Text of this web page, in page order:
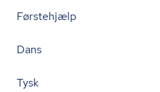
Førstehjælp
Dans
Tysk